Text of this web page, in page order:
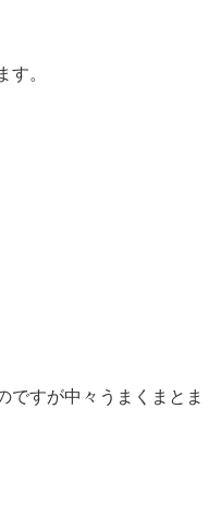
す。
ですが中々うまくまとま